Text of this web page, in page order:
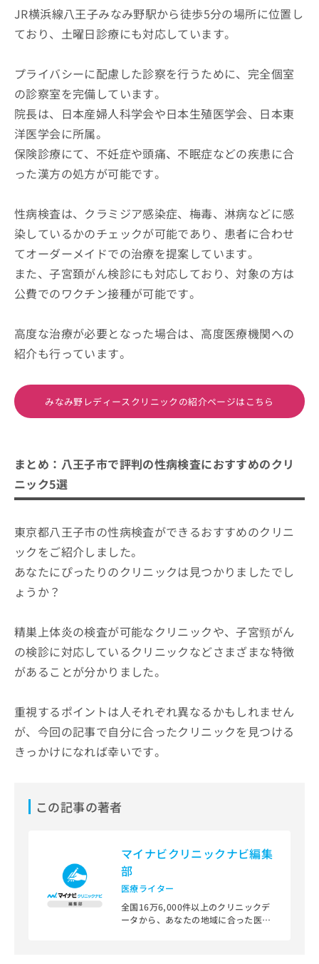
JR横浜線八王子みなみ野駅から徒歩5分の場所に位置し
ており、土曜日診療にも対応しています。
プライバシーに配慮した診察を行うために、完全個室
の診察室を完備しています。
院長は、日本産婦人科学会や日本生殖医学会、日本東
洋医学会に所属。
保険診療にて、不妊症や頭痛、不眠症などの疾患に合
った漢方の処方が可能です。
性病検査は、クラミジア感染症、梅毒、淋病などに感
染しているかのチェックが可能であり、患者に合わせ
てオーダーメイドでの治療を提案しています。
また、子宮頚がん検診にも対応しており、対象の方は
公費でのワクチン接種が可能です。
高度な治療が必要となった場合は、高度医療機関への
紹介も行っています。
みなみ野レディースクリニックの紹介ページはこちら
まとめ：八王子市で評判の性病検査におすすめのクリ
ニック5選
東京都八王子市の性病検査ができるおすすめのクリニ
ックをご紹介しました。
あなたにぴったりのクリニックは見つかりましたでし
ょうか？
精巣上体炎の検査が可能なクリニックや、子宮頸がん
の検診に対応しているクリニックなどさまざまな特徴
があることが分かりました。
重視するポイントは人それぞれ異なるかもしれません
が、今回の記事で自分に合ったクリニックを見つける
きっかけになれば幸いです。
この記事の著者
マイナビクリニックナビ編集
部
医療ライター
全国16万6,000件以上のクリニックデ
ータから、あなたの地域に合った医療